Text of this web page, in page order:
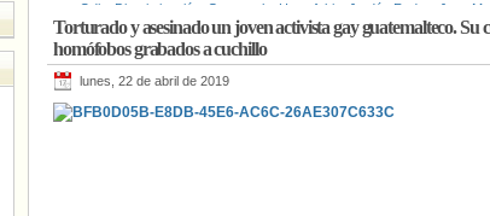
Odio
Discriminación Guatemala Homofobia Jordán Rodas Juan
Lesbianas,Lesbofobia,LGTBfobia,Oasis, Red Nacional LAMBDA
Torturado y asesinado un joven activista gay guatemalteco. Su
homófobos grabados a cuchillo
lunes, 22 de abril de 2019